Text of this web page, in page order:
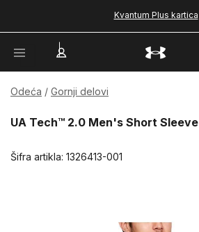
Kvantum Plus kartica
Odeća Gornji delovi
UA Tech™ 2.0 Men's Short Sleeve
Šifra artikla: 1326413-001